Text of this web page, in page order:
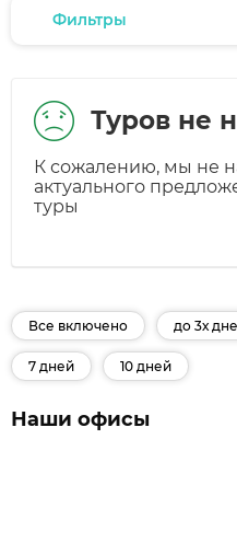
Фильтры
Туров не
К сожалению, мы не
актуального
туры
Все включено до 3х
7 дней 10 дней
Наши офисы